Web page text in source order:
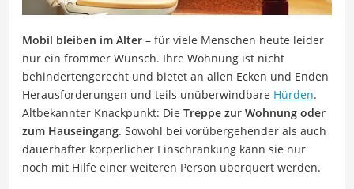
Mobil bleiben im Alter – für viele Menschen heute leider
nur ein frommer Wunsch. Ihre Wohnung ist nicht
behindertengerecht und bietet an allen Ecken und Enden
Herausforderungen und teils unüberwindbare Hürden.
Altbekannter Knackpunkt: Die Treppe zur Wohnung oder
zum Hauseingang. Sowohl bei vorübergehender als auch
dauerhafter körperlicher Einschränkung kann sie nur
noch mit Hilfe einer weiteren Person überquert werden.